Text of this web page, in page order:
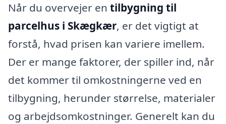
Når du overvejer en tilbygning til
parcelhus i Skægkær, er det vigtigt at
forstå, hvad prisen kan variere imellem.
Der er mange faktorer, der spiller ind, når
det kommer til omkostningerne ved en
tilbygning, herunder størrelse, materialer
og arbejdsomkostninger. Generelt kan du